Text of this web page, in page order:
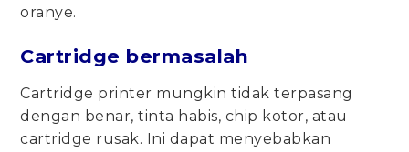
oranye.
Cartridge bermasalah
Cartridge printer mungkin tidak terpasang
dengan benar, tinta habis, chip kotor, atau
cartridge rusak. Ini dapat menyebabkan